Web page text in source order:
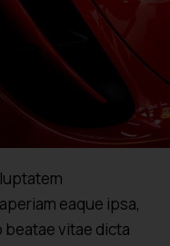
eaque ipsa,
vitae dicta